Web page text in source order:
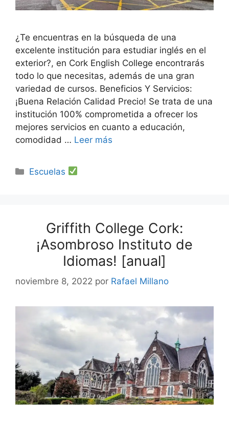
¿Te encuentras en la búsqueda de una
excelente institución para estudiar inglés en el
exterior?, en Cork English College encontrarás
todo lo que necesitas, además de una gran
variedad de cursos. Beneficios Y Servicios:
¡Buena Relación Calidad Precio! Se trata de una
institución 100% comprometida a ofrecer los
mejores servicios en cuanto a educación,
comodidad … Leer más
Categorías
Escuelas
Griffith College Cork:
¡Asombroso Instituto de
Idiomas! [anual]
noviembre 8, 2022 por Rafael Millano